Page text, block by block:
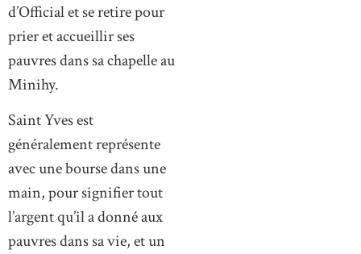
d’Official et se retire pour
prier et accueillir ses
pauvres dans sa chapelle au
Minihy.
Saint Yves est
généralement représente
avec une bourse dans une
main, pour signifier tout
l’argent qu’il a donné aux
pauvres dans sa vie, et un